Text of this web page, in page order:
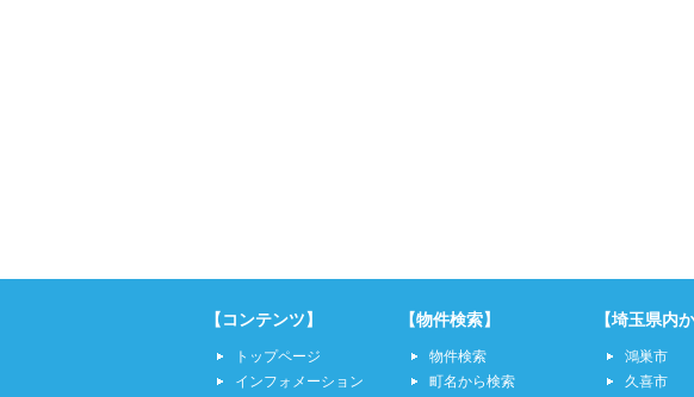
【コンテンツ】
トップページ
インフォメーション
【物件検索】
物件検索
町名から検索
【埼玉県内
鴻巣市
久喜市